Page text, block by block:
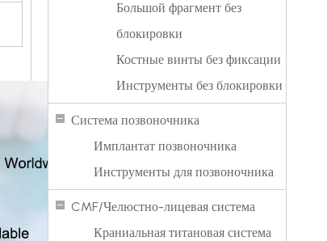
Большой фрагмент без
блокировки
Костные винты без фиксации
Инструменты без блокировки
Система позвоночника
Имплантат позвоночника
Инструменты для позвоночника
CMF/Челюстно-лицевая система
Краниальная титановая система